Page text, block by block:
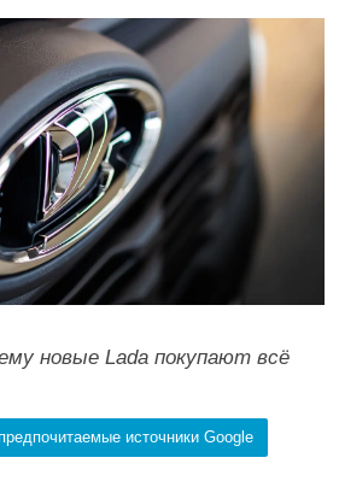
новые Lada покупают всё
источники Google